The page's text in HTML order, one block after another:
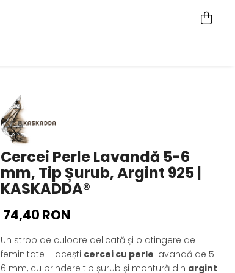
Cercei Perle Lavandă 5-6
mm, Tip Șurub, Argint 925 |
KASKADDA®
74,40 RON
Un strop de culoare delicată și o atingere de
feminitate – acești cercei cu perle lavandă de 5–
6 mm, cu prindere tip șurub și montură din argint